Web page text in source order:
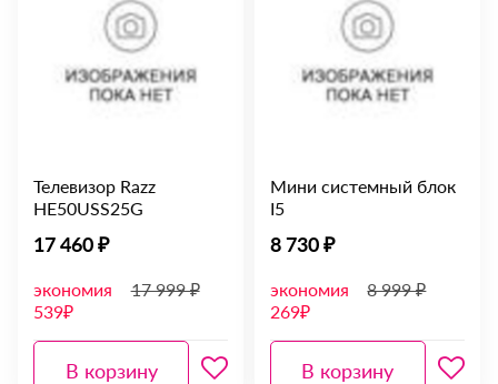
Телевизор Razz
HE50USS25G
17 460 ₽
экономия
539₽
17 999 ₽
В корзину
Мини системный блок
I5
8 730 ₽
экономия
269₽
8 999 ₽
В корзину